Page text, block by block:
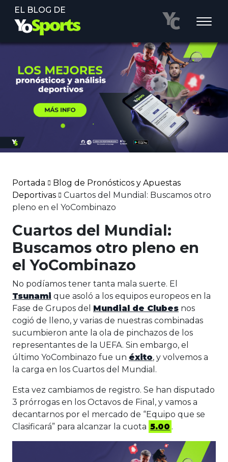
EL BLOG DE
Portada
Blog de Pronósticos y Apuestas
Deportivas
Cuartos del Mundial: Buscamos otro
pleno en el YoCombinazo
Cuartos del Mundial:
Buscamos otro pleno en
el YoCombinazo
No podíamos tener tanta mala suerte. El
Tsunami que asoló a los equipos europeos en la
Fase de Grupos del Mundial de Clubes nos
cogió de lleno, y varias de nuestras combinadas
sucumbieron ante la ola de pinchazos de los
representantes de la UEFA. Sin embargo, el
último YoCombinazo fue un éxito, y volvemos a
la carga en los Cuartos del Mundial.
Esta vez cambiamos de registro. Se han disputado
3 prórrogas en los Octavos de Final, y vamos a
decantarnos por el mercado de “Equipo que se
Clasificará” para alcanzar la cuota 5.00 .